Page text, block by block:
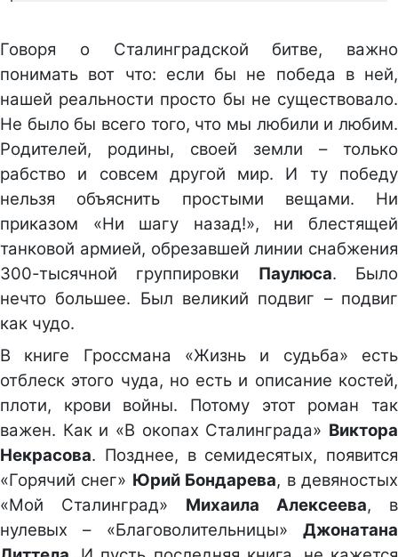
Говоря о Сталинградской битве, важно
понимать вот что: если бы не победа в ней,
нашей реальности просто бы не существовало.
Не было бы всего того, что мы любили и любим.
Родителей, родины, своей земли – только
рабство и совсем другой мир. И ту победу
нельзя объяснить простыми вещами. Ни
приказом «Ни шагу назад!», ни блестящей
танковой армией, обрезавшей линии снабжения
300-тысячной группировки Паулюса. Было
нечто большее. Был великий подвиг – подвиг
как чудо.
В книге Гроссмана «Жизнь и судьба» есть
отблеск этого чуда, но есть и описание костей,
плоти, крови войны. Потому этот роман так
важен. Как и «В окопах Сталинграда» Виктора
Некрасова. Позднее, в семидесятых, появится
«Горячий снег» Юрий Бондарева, в девяностых
«Мой Сталинград» Михаила Алексеева, в
нулевых – «Благоволительницы» Джонатана